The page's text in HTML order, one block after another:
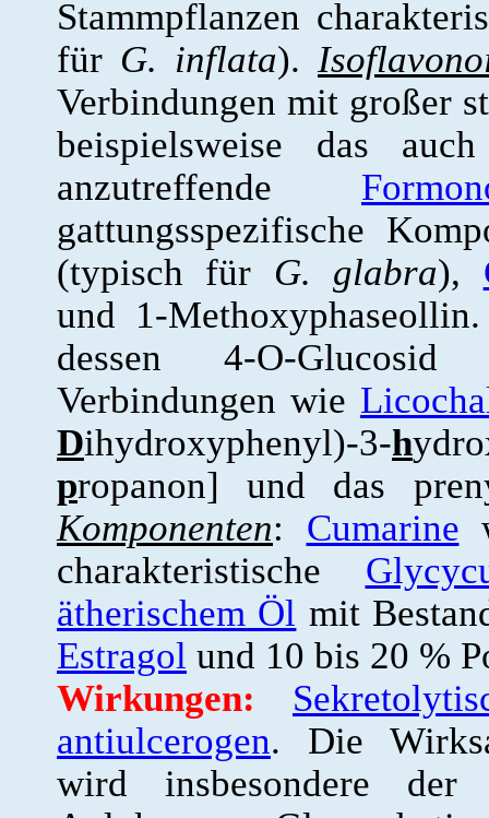
Stammpflanzen
für G. inflata).
Verbindungen mit großer
beispielsweise das
anzutreffende
gattungsspezifische
(typisch für G. glabra),
und 1-
dessen 4-O-
Verbindungen wie
Dihydroxyphenyl)-3-h
propanon] und das
Komponenten: Cumarine
charakteristische
ätherischem Öl mit
Estragol und 10 bis 20 %
Wirkungen:
antiulcerogen. Die
wird insbesondere der